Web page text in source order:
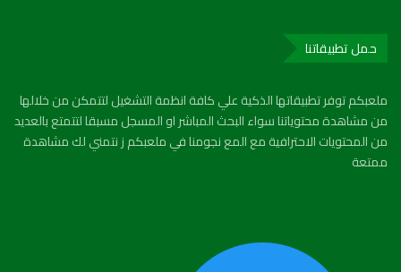
حمل تطبيقاتنا
ملعبكم توفر تطبيقاتها الذكية علي كافة انظمة التشغيل لتتمكن من خلالها
من مشاهدة محتوياتنا سواء البحث المباشر او المسجل مسبقا لتتمتع بالعديد
من المحتويات الاحترافية مع المع نجومنا في ملعبكم ز نتمني لك مشاهدة
ممتعة